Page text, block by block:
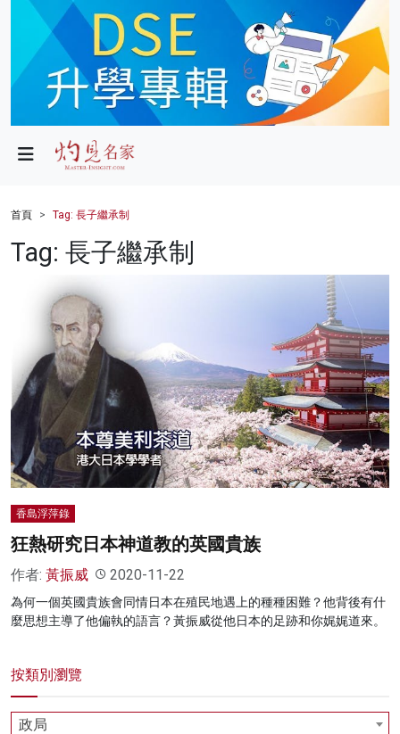
政局
財經
商業
科技
影片
名家榜
灼見活動
首頁 Tag: 長子繼承制
Tag: 長子繼承制
香島浮萍錄
狂熱研究日本神道教的英國貴族
作者: 黃振威 2020-11-22
為何一個英國貴族會同情日本在殖民地遇上的種種困難？他背後有什
麼思想主導了他偏執的語言？黃振威從他日本的足跡和你娓娓道來。
按類別瀏覽
政局